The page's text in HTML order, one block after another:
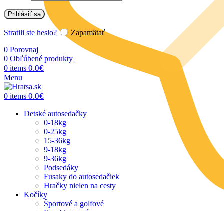
Prihlásiť sa
Stratili ste heslo?
Zapamätať
0 Porovnaj
0 Obľúbené produkty
0 items 0.0€
Menu
0 items 0.0€
Detské autosedačky
0-18kg
0-25kg
15-36kg
9-18kg
9-36kg
Podsedáky
Fusaky do autosedačiek
Hračky nielen na cesty
Kočíky
Športové a golfové